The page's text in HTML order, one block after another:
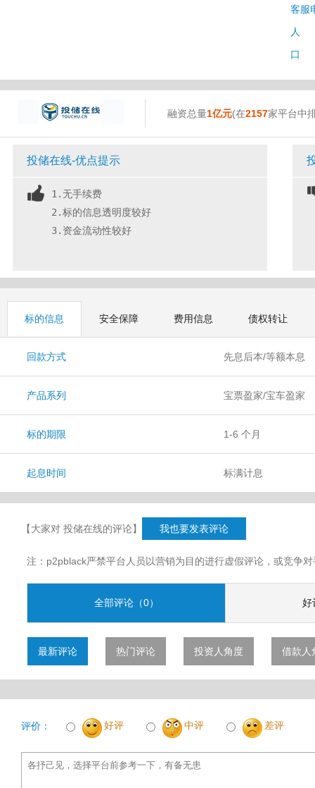
客服
人
口
融资总量1亿元(在2157家平台中
投储在线-优点提示
1.无手续费
2.标的信息透明度较好
3.资金流动性较好
标的信息 安全保障 费用信息 债权转让
回款方式 先息后本/等额本息
产品系列 宝票盈家/宝车盈家
标的期限 1-6 个月
起息时间 标满计息
【大家对 投储在线的评论】 我也要发表评论
注：p2pblack严禁平台人员以营销为目的进行虚假评论，或竞争
全部评论（0） 好
最新评论 热门评论 投资人角度 借款人
评价： 好评 中评 差评